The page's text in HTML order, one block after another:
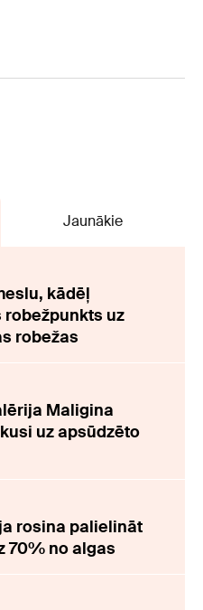
Jaunākie
kādēļ
uz
robežas
Maligina
uz apsūdzēto
rosina palielināt
70% no algas